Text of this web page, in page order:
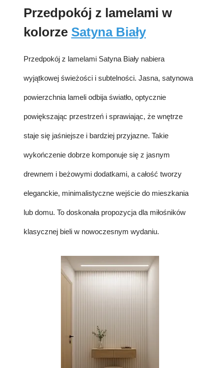
Przedpokój z lamelami w
kolorze Satyna Biały
Przedpokój z lamelami Satyna Biały nabiera
wyjątkowej świeżości i subtelności. Jasna, satynowa
powierzchnia lameli odbija światło, optycznie
powiększając przestrzeń i sprawiając, że wnętrze
staje się jaśniejsze i bardziej przyjazne. Takie
wykończenie dobrze komponuje się z jasnym
drewnem i beżowymi dodatkami, a całość tworzy
eleganckie, minimalistyczne wejście do mieszkania
lub domu. To doskonała propozycja dla miłośników
klasycznej bieli w nowoczesnym wydaniu.